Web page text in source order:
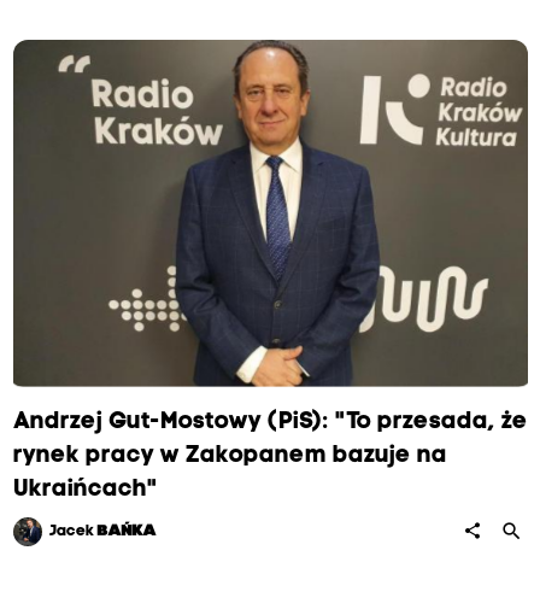
Andrzej Gut-Mostowy (PiS): "To przesada, że
rynek pracy w Zakopanem bazuje na
Ukraińcach"
Jacek BAŃKA share search